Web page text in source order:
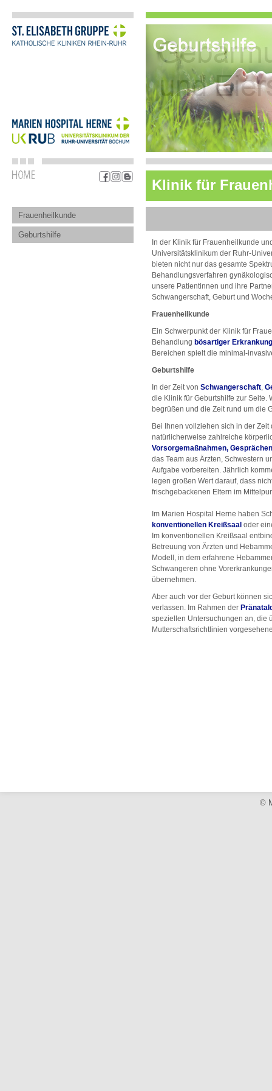
Klinik für
Frauenheilkunde
Geburtshilfe
In der Klinik für Frauenheilkunde
Universitätsklinikum der Ruhr-
bieten nicht nur das gesamte
Behandlungsverfahren
unsere Patientinnen und ihre
Schwangerschaft, Geburt und
Frauenheilkunde
Ein Schwerpunkt der Klinik für
Behandlung bösartiger
Bereichen spielt die minimal-
Geburtshilfe
In der Zeit von Schwangerschaft,
die Klinik für Geburtshilfe zur Seite.
begrüßen und die Zeit rund um die
Bei Ihnen vollziehen sich in der
natürlicherweise zahlreiche
Vorsorgemaßnahmen, Gesprächen
das Team aus Ärzten, Schwestern
Aufgabe vorbereiten. Jährlich
legen großen Wert darauf, dass
frischgebackenen Eltern im
Im Marien Hospital Herne haben
konventionellen Kreißsaal oder
Im konventionellen Kreißsaal
Betreuung von Ärzten und
Modell, in dem erfahrene
Schwangeren ohne
übernehmen.
Aber auch vor der Geburt können
verlassen. Im Rahmen der
speziellen Untersuchungen an, die
Mutterschaftsrichtlinien
©